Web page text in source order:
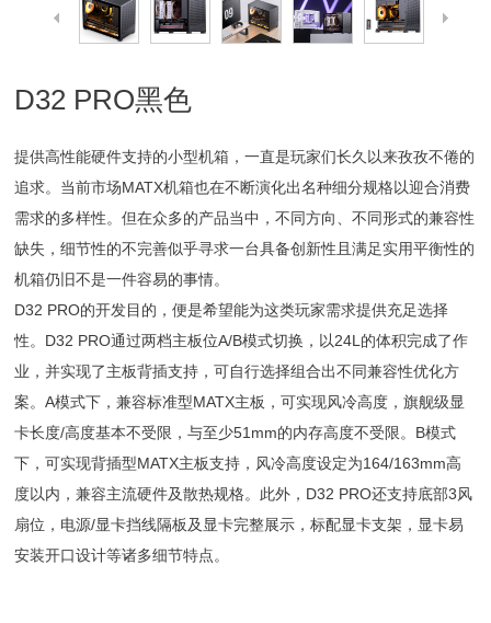
D32 PRO黑色
提供高性能硬件支持的小型机箱，一直是玩家们长久以来孜孜不倦的
追求。当前市场MATX机箱也在不断演化出名种细分规格以迎合消费
需求的多样性。但在众多的产品当中，不同方向、不同形式的兼容性
缺失，细节性的不完善似乎寻求一台具备创新性且满足实用平衡性的
机箱仍旧不是一件容易的事情。
D32 PRO的开发目的，便是希望能为这类玩家需求提供充足选择
性。D32 PRO通过两档主板位A/B模式切换，以24L的体积完成了作
业，并实现了主板背插支持，可自行选择组合出不同兼容性优化方
案。A模式下，兼容标准型MATX主板，可实现风冷高度，旗舰级显
卡长度/高度基本不受限，与至少51mm的内存高度不受限。B模式
下，可实现背插型MATX主板支持，风冷高度设定为164/163mm高
度以内，兼容主流硬件及散热规格。此外，D32 PRO还支持底部3风
扇位，电源/显卡挡线隔板及显卡完整展示，标配显卡支架，显卡易
安装开口设计等诸多细节特点。